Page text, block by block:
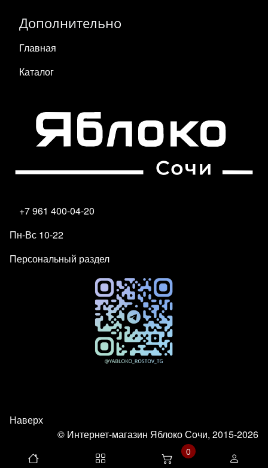
Дополнительно
Главная
Каталог
+7 961 400-04-20
Пн-Вс 10-22
Персональный раздел
Наверх
© Интернет-магазин Яблоко Сочи, 2015-2026
0